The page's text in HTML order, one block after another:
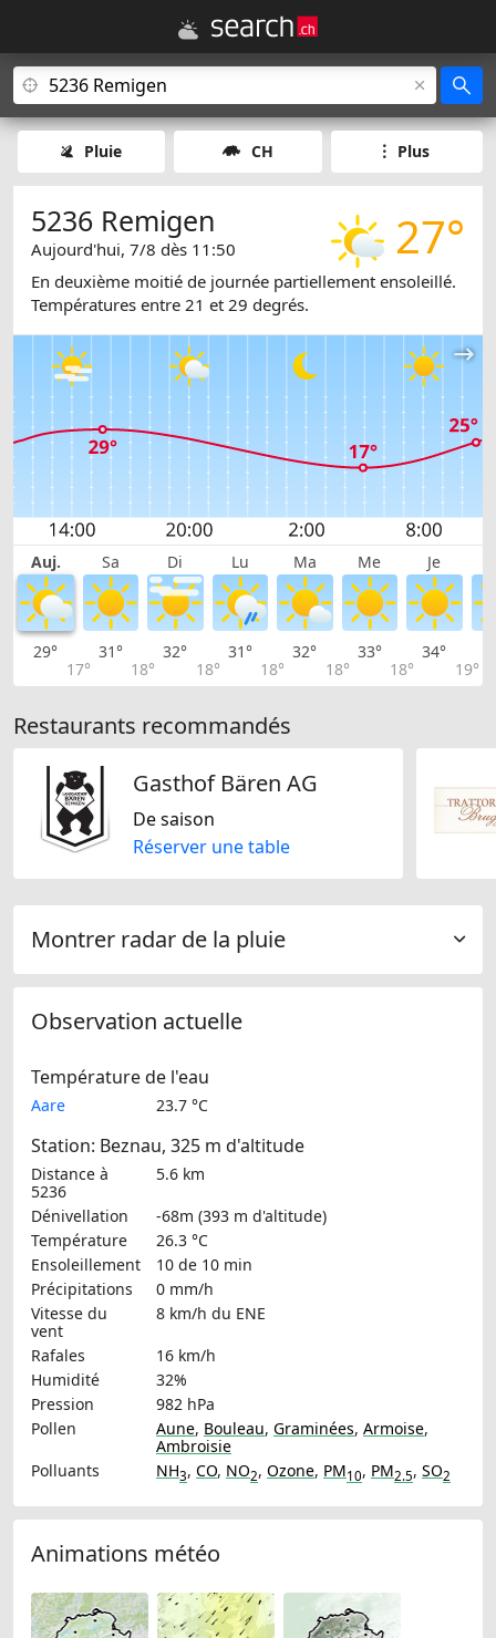
Pluie CH Plus
27°
5236 Remigen
Aujourd'hui, 7/8 dès 11:50
En deuxième moitié de journée partiellement ensoleillé.
Températures entre 21 et 29 degrés.
Auj. Sa Di Lu Ma Me Je
29°
17°
31°
18°
32°
18°
31°
18°
32°
18°
33°
18°
34°
19°
Restaurants recommandés
Gasthof Bären AG
De saison
Réserver une table
Montrer radar de la pluie
Observation actuelle
Température de l'eau
Aare 23.7 °C
Station: Beznau, 325 m d'altitude
Distance à
5236
5.6 km
Dénivellation
-68m (393 m d'altitude)
Température
26.3 °C
Ensoleillement
10 de 10 min
Précipitations
0 mm/h
Vitesse du
vent
8 km/h du ENE
Rafales
16 km/h
Humidité
32%
Pression
982 hPa
Pollen
Aune, Bouleau, Graminées, Armoise,
Ambroisie
Polluants
NH3, CO, NO2, Ozone, PM10, PM2.5, SO2
Animations météo